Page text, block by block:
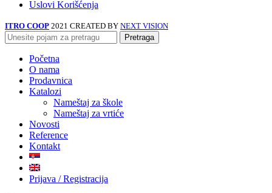
Uslovi Korišćenja
ITRO COOP 2021 CREATED BY NEXT VISION
Pretraga
Početna
O nama
Prodavnica
Katalozi
Nameštaj za škole
Nameštaj za vrtiće
Novosti
Reference
Kontakt
Prijava / Registracija